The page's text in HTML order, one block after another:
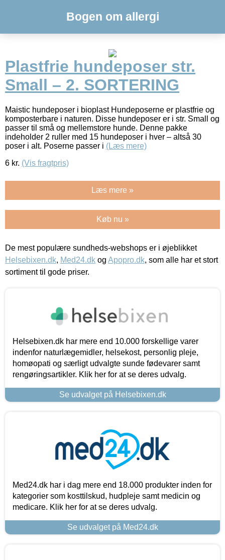
Bogen om allergi
Plastfrie hundeposer str.
Small – 2. SORTERING
Maistic hundeposer i bioplast Hundeposerne er plastfrie og
komposterbare i naturen. Disse hundeposer er i str. Small og
passer til små og mellemstore hunde. Denne pakke
indeholder 2 ruller med 15 hundeposer i hver – altså 30
poser i alt. Poserne passer i (Læs mere)
6 kr. (Vis fragtpris)
Læs mere »
Køb nu »
De mest populære sundheds-webshops er i øjeblikket
Helsebixen.dk, Med24.dk og Apopro.dk, som alle har et stort
sortiment til gode priser.
Helsebixen.dk har mere end 10.000 forskellige varer
indenfor naturlægemidler, helsekost, personlig pleje,
homøopati og særligt udvalgte sunde fødevarer samt
rengøringsartikler. Klik her for at se deres udvalg.
Se udvalget på Helsebixen.dk
Med24.dk har i dag mere end 18.000 produkter inden for
kategorier som kosttilskud, hudpleje samt medicin og
medicare. Klik her for at se deres udvalg.
Se udvalget på Med24.dk